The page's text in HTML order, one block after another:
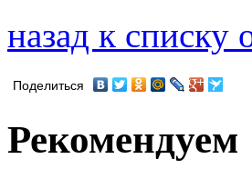
назад к списку
Поделиться
Рекомендуем